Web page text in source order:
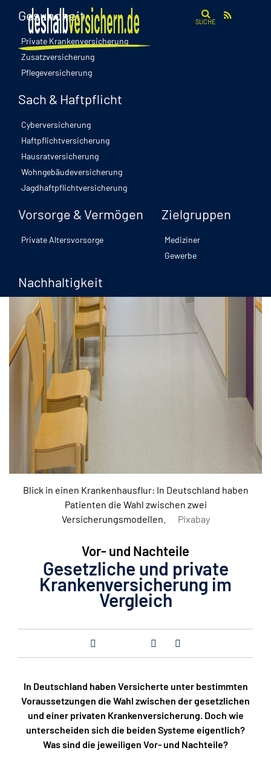
SUCHE
Gesundheit
Private Krankenversicherung
Zusatzversicherung
Pflegeversicherung
Sach & Haftpflicht
Cyberversicherung
Haftpflichtversicherung
Hausratversicherung
Wohngebäudeversicherung
Jagdhaftpflichtversicherung
Vorsorge & Vermögen
Private Altersvorsorge
Zielgruppen
Mediziner
Gewerbe
Nachhaltigkeit
Blick in einen Krankenhausflur: In Deutschland haben
Patienten die Wahl zwischen zwei
Versicherungsmodellen.
Pixabay
Vor- und Nachteile
Gesetzliche und private
Krankenversicherung im
Vergleich
In Deutschland haben Versicherte unter bestimmten
Voraussetzungen die Wahl zwischen der gesetzlichen
und einer privaten Krankenversicherung. Doch wie
unterscheiden sich die beiden Systeme eigentlich?
Was sind die jeweiligen Vor- und Nachteile?